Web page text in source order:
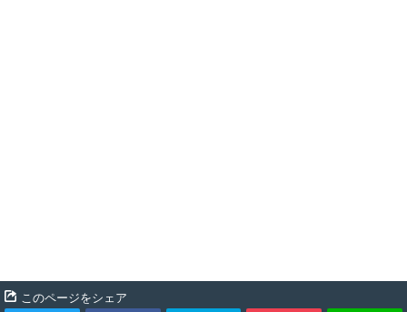
このページをシェア